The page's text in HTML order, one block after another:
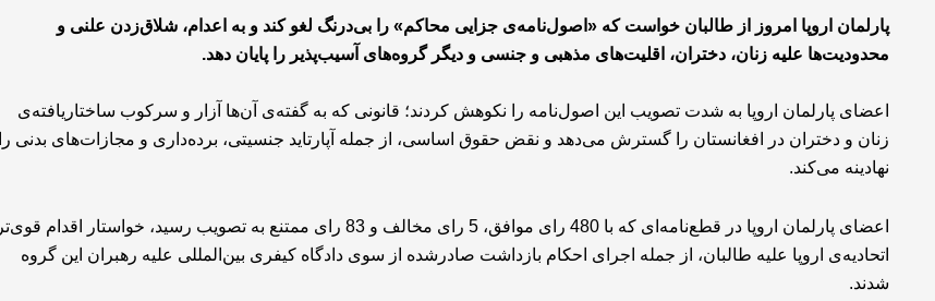
پارلمان اروپا امروز از طالبان خواست که «اصول‌نامه‌ی جزایی محاکم» را بی‌درنگ لغو کند و به اعدام، شلاق‌زدن علنی و
محدودیت‌ها علیه زنان، دختران، اقلیت‌های مذهبی و جنسی و دیگر گروه‌های آسیب‌پذیر را پایان دهد.
اعضای پارلمان اروپا به شدت تصویب این اصول‌نامه را نکوهش کردند؛ قانونی که به گفته‌ی آن‌ها آزار و سرکوب ساختاریافته‌ی
زنان و دختران در افغانستان را گسترش می‌دهد و نقض حقوق اساسی، از جمله آپارتاید جنسیتی، برده‌داری و مجازات‌های بدنی را
نهادینه می‌کند.
اعضای پارلمان اروپا در قطع‌نامه‌ای که با 480 رای موافق، 5 رای مخالف و 83 رای ممتنع به تصویب رسید، خواستار اقدام قوی‌تر
اتحادیه‌ی اروپا علیه طالبان، از جمله اجرای احکام بازداشت صادرشده از سوی دادگاه کیفری بین‌المللی علیه رهبران این گروه
شدند.